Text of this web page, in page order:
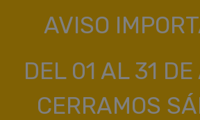
AVISO
DEL 01 AL 31 DE
CERRAMOS